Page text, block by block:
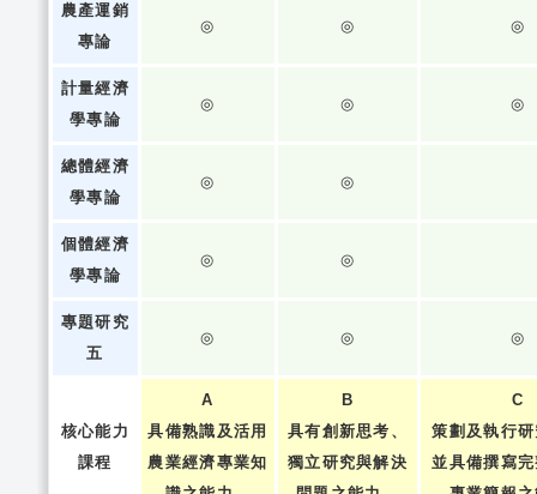
農產運銷
專論
◎ ◎ ◎
計量經濟
學專論
◎ ◎ ◎
總體經濟
學專論
◎ ◎
個體經濟
學專論
◎ ◎
專題研究
五
◎ ◎ ◎
核心能力
課程
A
具備熟識及活用
農業經濟專業知
B
具有創新思考、
獨立研究與解決
C
策劃及執行
並具備撰寫